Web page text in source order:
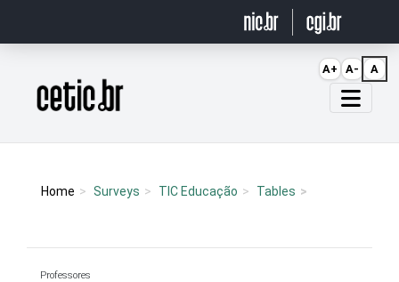
Página inicial
Home Surveys TIC Educação Tables
Professores
A+ A- A